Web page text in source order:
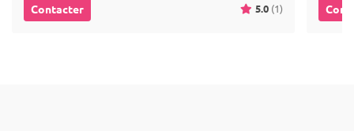
Contacter 5.0 (1)